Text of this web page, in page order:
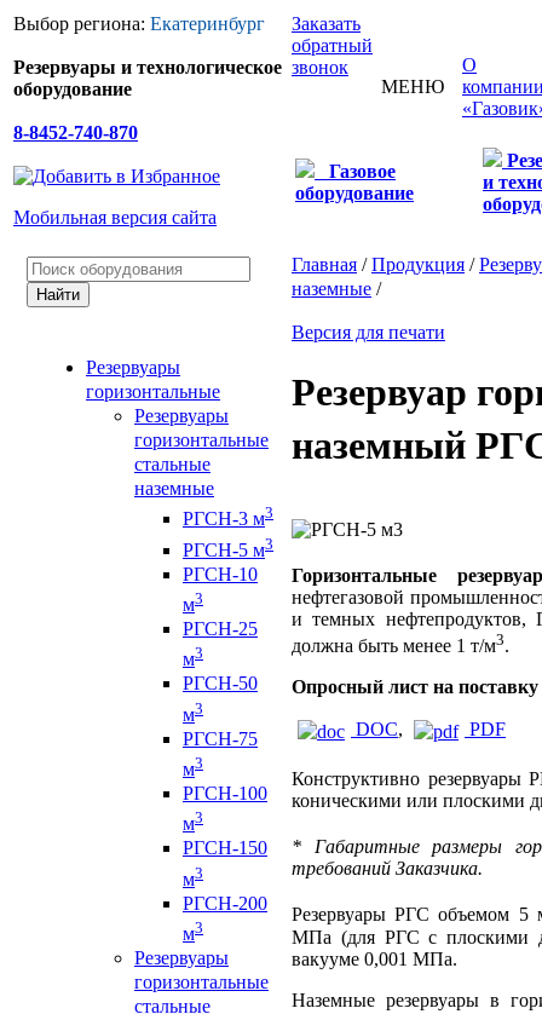
Выбор региона: Екатеринбург
Резервуары и технологическое
оборудование
8-8452-740-870
Мобильная версия сайта
Заказать
обратный
звонок
МЕНЮ
О
Газовое
оборудование
и
Резервуары
горизонтальные
Резервуары
горизонтальные
стальные
наземные
РГСН-3 м3
РГСН-5 м3
РГСН-10
м3
РГСН-25
м3
РГСН-50
м3
РГСН-75
м3
РГСН-100
м3
РГСН-150
м3
РГСН-200
м3
Резервуары
горизонтальные
стальные
Главная /Продукция /
наземные /
Версия для печати
Резервуар
наземный
Горизонтальные
нефтегазовой
и темных нефтепродуктов,
должна быть менее 1 т/м3.
Опросный лист на
DOC, PDF
Конструктивно резервуары
коническими или плоскими
* Габаритные размеры
требований Заказчика.
Резервуары РГС объемом 5
МПа (для РГС с плоскими
вакууме 0,001 МПа.
Наземные резервуары в